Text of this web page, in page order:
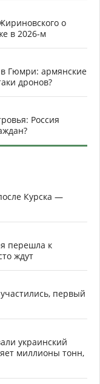
о
в 2026-м
Гюмри: армянские
дронов?
Россия
Курска —
перешла к
ждут
первый
украинский
миллионы тонн,